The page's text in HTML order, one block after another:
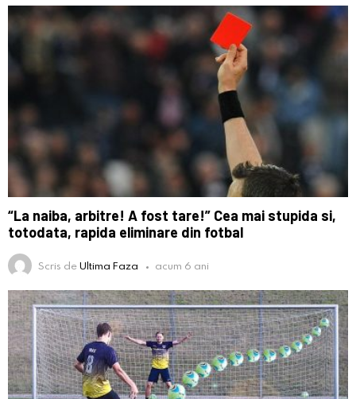
“La naiba, arbitre! A fost tare!” Cea mai stupida si,
totodata, rapida eliminare din fotbal
Scris deUltima Faza acum 6 ani